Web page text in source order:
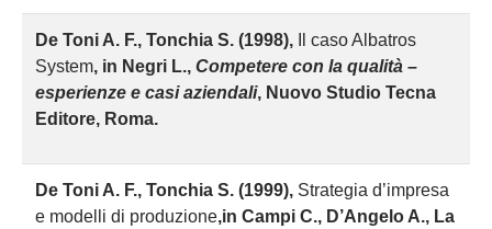
De Toni A. F., Tonchia S. (1998),
Il caso Albatros
System, in Negri L., Competere con la qualità –
esperienze e casi aziendali, Nuovo Studio Tecna
Editore, Roma.
De Toni A. F., Tonchia S. (1999), Strategia d’impresa
e modelli di produzione,in Campi C., D’Angelo A., La